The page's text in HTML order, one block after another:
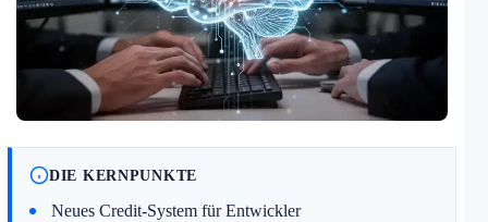
DIE KERNPUNKTE
Neues Credit-System für Entwickler